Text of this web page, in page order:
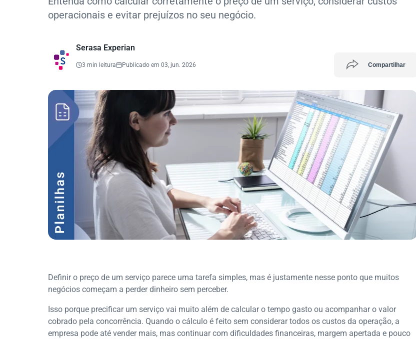
operacionais e evitar prejuízos no seu negócio.
Serasa Experian
3 min leitura Publicado em 03, jun. 2026 Compartilhar
Definir o preço de um serviço parece uma tarefa simples, mas é justamente nesse ponto que muitos
negócios começam a perder dinheiro sem perceber.
Isso porque precificar um serviço vai muito além de calcular o tempo gasto ou acompanhar o valor
cobrado pela concorrência. Quando o cálculo é feito sem considerar todos os custos da operação, a
empresa pode até vender mais, mas continuar com dificuldades financeiras, margem apertada e pouco